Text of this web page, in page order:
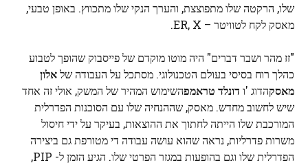
שלו, הרקטה שלו מתפוצצת, והערך הנקי שלו מתכווץ. באופן טבעי,
מאסק לקח לטוויטר – ER, X.
"זז מהר ושבר דברים" היה מוטו מוקדם של פייסבוק שהופך לטבוע
כהלך רוח בסיסי בעולם הטכנולוגי. מסתכל על העבודה שלאלון
מאסקהדוג 'ו דונלד טראמפהשימוש המהיר של המשק, אולי זה אחד
שיש לחשוב מחדש. מאסק, שההנחיה שלו עם הסוכנות הפדרלית
המורכבת שלו הייתה לחתוך את ההוצאות, בעיקר על ידי חיסול
משרות פדרליות, נראה שהוא עושה עבודה די מטורפת גם ביצירה
הפדרלית שלו וגם בהופעות במגזר הפרטי שלו. הגיע הזמן ל- PIP,